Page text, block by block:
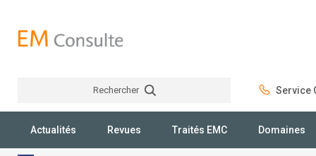
Rechercher Service
Actualités Revues Traités EMC Domaines